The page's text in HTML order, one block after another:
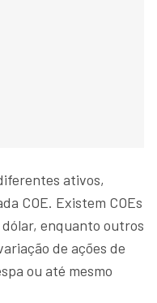
ativos,
COE. Existem COEs
enquanto outros
de ações de
ou até mesmo